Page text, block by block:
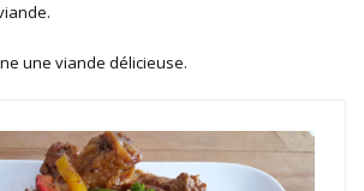
une viande délicieuse.